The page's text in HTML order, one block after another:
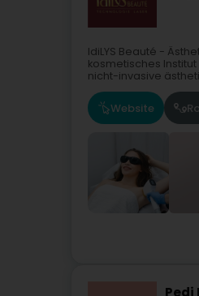
IdiLYS Beauté -
kosmetisches
nicht-invasive
Website